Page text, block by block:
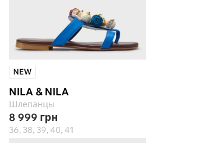
NEW
NILA & NILA
Шлепанцы
8 999 грн
36, 38, 39, 40, 41